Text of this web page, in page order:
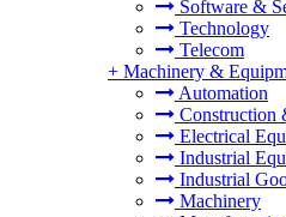
Software &
Technology
Telecom
+ Machinery &
Automation
Construction
Electrical
Industrial
Industrial
Machinery